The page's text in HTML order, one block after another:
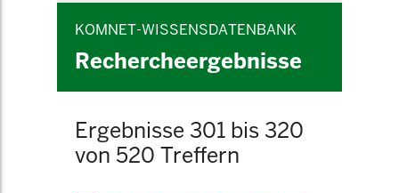
KOMNET-WISSENSDATENBANK
Rechercheergebnisse
Ergebnisse 301 bis 320
von 520 Treffern